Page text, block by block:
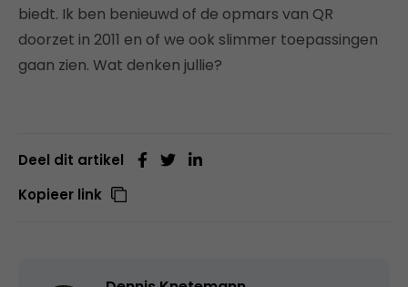
biedt. Ik ben benieuwd of de opmars van QR
doorzet in 2011 en of we ook slimmer toepassingen
gaan zien. Wat denken jullie?
Deel dit artikel
Kopieer link